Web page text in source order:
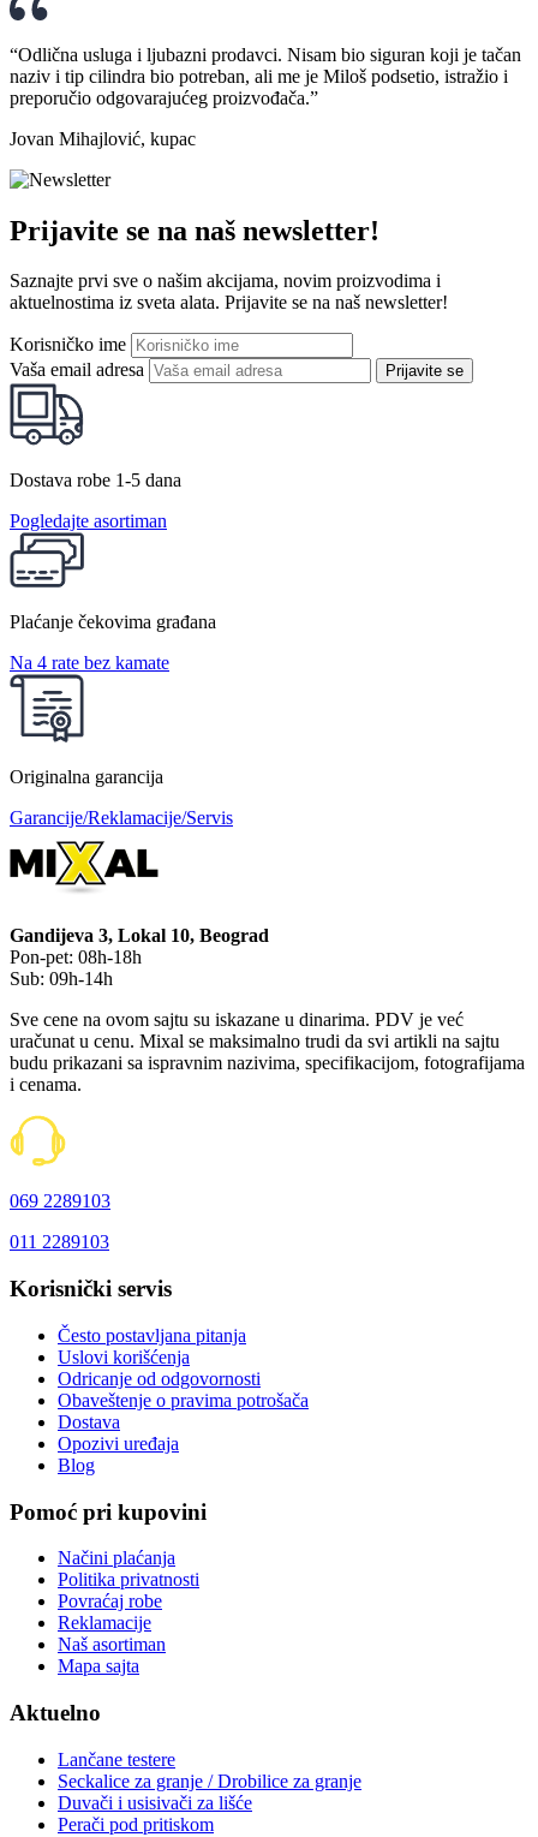
“Odlična usluga i ljubazni prodavci. Nisam bio siguran koji je tačan
naziv i tip cilindra bio potreban, ali me je Miloš podsetio, istražio i
preporučio odgovarajućeg proizvođača.”
Jovan Mihajlović, kupac
Prijavite se na naš newsletter!
Saznajte prvi sve o našim akcijama, novim proizvodima i
aktuelnostima iz sveta alata. Prijavite se na naš newsletter!
Korisničko ime
Vaša email adresa
Prijavite se
Dostava robe 1-5 dana
Pogledajte asortiman
Plaćanje čekovima građana
Na 4 rate bez kamate
Originalna garancija
Garancije/Reklamacije/Servis
Gandijeva 3, Lokal 10, Beograd
Pon-pet: 08h-18h
Sub: 09h-14h
Sve cene na ovom sajtu su iskazane u dinarima. PDV je već
uračunat u cenu. Mixal se maksimalno trudi da svi artikli na sajtu
budu prikazani sa ispravnim nazivima, specifikacijom, fotografijama
i cenama.
069 2289103
011 2289103
Korisnički servis
Često postavljana pitanja
Uslovi korišćenja
Odricanje od odgovornosti
Obaveštenje o pravima potrošača
Dostava
Opozivi uređaja
Blog
Pomoć pri kupovini
Načini plaćanja
Politika privatnosti
Povraćaj robe
Reklamacije
Naš asortiman
Mapa sajta
Aktuelno
Lančane testere
Seckalice za granje / Drobilice za granje
Duvači i usisivači za lišće
Perači pod pritiskom